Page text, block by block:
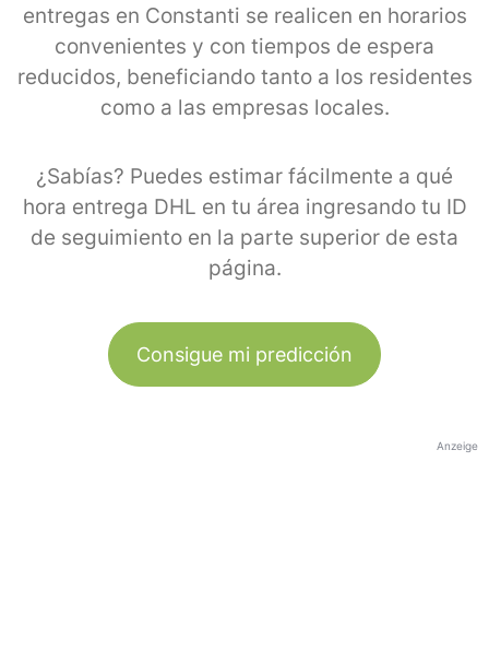
entregas en Constanti se realicen en horarios
convenientes y con tiempos de espera
reducidos, beneficiando tanto a los residentes
como a las empresas locales.
¿Sabías? Puedes estimar fácilmente a qué
hora entrega DHL en tu área ingresando tu ID
de seguimiento en la parte superior de esta
página.
Consigue mi predicción
Anzeige